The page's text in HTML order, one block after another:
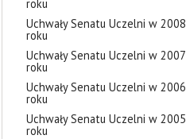
roku
Uchwały Senatu Uczelni w 2008
roku
Uchwały Senatu Uczelni w 2007
roku
Uchwały Senatu Uczelni w 2006
roku
Uchwały Senatu Uczelni w 2005
roku